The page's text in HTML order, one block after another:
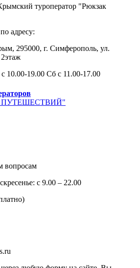
туроператор "Рюкзак
адресу:
295000, г. Симферополь, ул.
10.00-19.00 Сб с 11.00-17.00
вопросам
с 9.00 – 22.00